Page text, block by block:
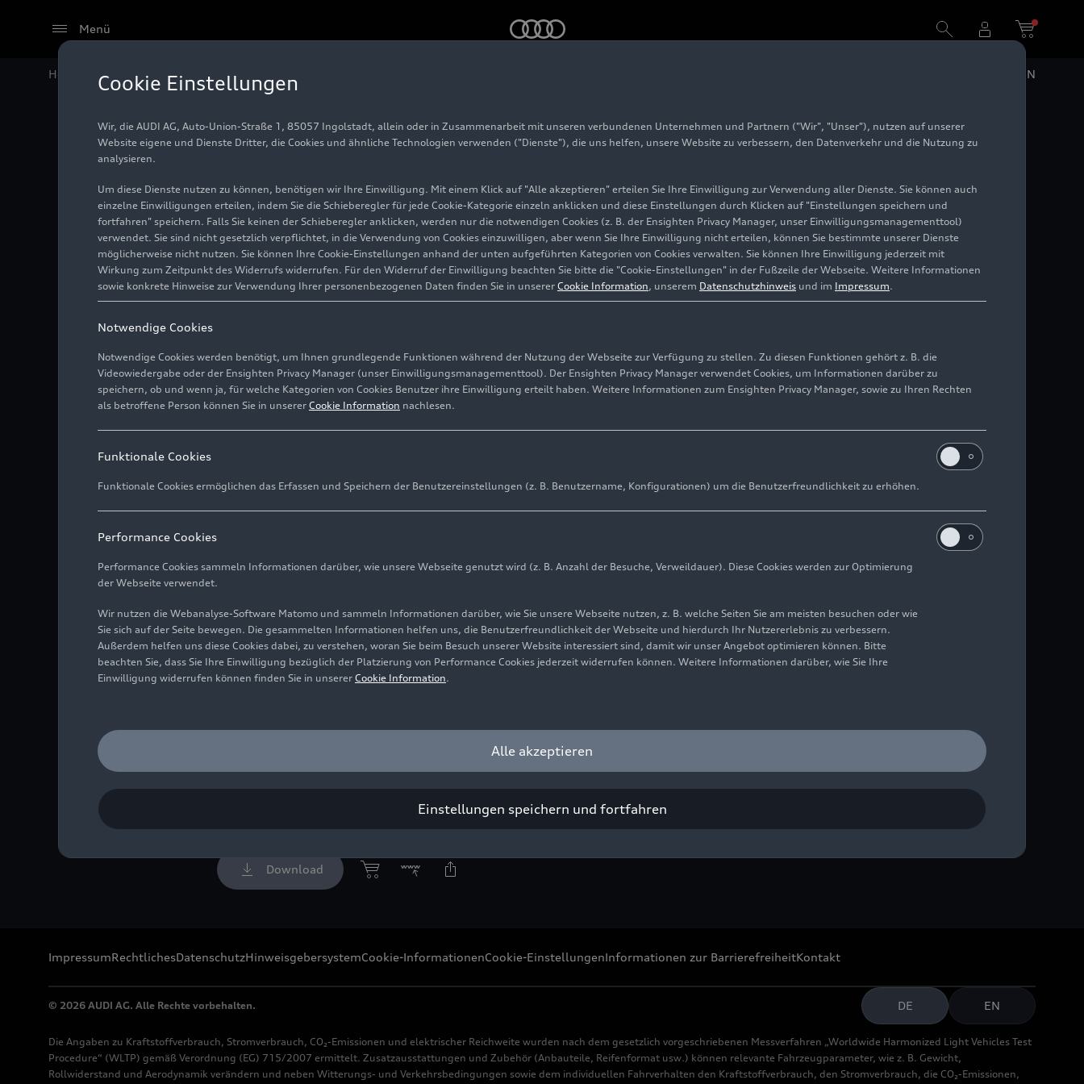
Menü
Home Audi Media Center Fotos EN
Audi RSe-tron GT
Foto 17.03.2021
Bild-Nr: A211440 · Copyright: AUDI AG
Rechte: Verwendung für Pressezwecke honorarfrei
Download
ImpressumRechtlichesDatenschutzHinweisgebersystemCookie-InformationenCookie-EinstellungenInformationen zur BarrierefreiheitKontakt
© 2026 AUDI AG. Alle Rechte vorbehalten. DE EN
Die Angaben zu Kraftstoffverbrauch, Stromverbrauch, CO₂-Emissionen und elektrischer Reichweite wurden nach dem gesetzlich vorgeschriebenen Messverfahren „Worldwide Harmonized Light Vehicles Test
Procedure“ (WLTP) gemäß Verordnung (EG) 715/2007 ermittelt. Zusatzausstattungen und Zubehör (Anbauteile, Reifenformat usw.) können relevante Fahrzeugparameter, wie z. B. Gewicht,
Rollwiderstand und Aerodynamik verändern und neben Witterungs- und Verkehrsbedingungen sowie dem individuellen Fahrverhalten den Kraftstoffverbrauch, den Stromverbrauch, die CO₂-Emissionen,
Cookie Einstellungen
Wir, die AUDI AG, Auto-Union-Straße 1, 85057 Ingolstadt, allein oder in Zusammenarbeit mit unseren verbundenen Unternehmen und Partnern ("Wir", "Unser"), nutzen auf unserer
Website eigene und Dienste Dritter, die Cookies und ähnliche Technologien verwenden ("Dienste"), die uns helfen, unsere Website zu verbessern, den Datenverkehr und die Nutzung zu
analysieren.
Um diese Dienste nutzen zu können, benötigen wir Ihre Einwilligung. Mit einem Klick auf "Alle akzeptieren" erteilen Sie Ihre Einwilligung zur Verwendung aller Dienste. Sie können auch
einzelne Einwilligungen erteilen, indem Sie die Schieberegler für jede Cookie-Kategorie einzeln anklicken und diese Einstellungen durch Klicken auf "Einstellungen speichern und
fortfahren" speichern. Falls Sie keinen der Schieberegler anklicken, werden nur die notwendigen Cookies (z. B. der Ensighten Privacy Manager, unser Einwilligungsmanagementtool)
verwendet. Sie sind nicht gesetzlich verpflichtet, in die Verwendung von Cookies einzuwilligen, aber wenn Sie Ihre Einwilligung nicht erteilen, können Sie bestimmte unserer Dienste
möglicherweise nicht nutzen. Sie können Ihre Cookie-Einstellungen anhand der unten aufgeführten Kategorien von Cookies verwalten. Sie können Ihre Einwilligung jederzeit mit
Wirkung zum Zeitpunkt des Widerrufs widerrufen. Für den Widerruf der Einwilligung beachten Sie bitte die "Cookie-Einstellungen" in der Fußzeile der Webseite. Weitere Informationen
sowie konkrete Hinweise zur Verwendung Ihrer personenbezogenen Daten finden Sie in unserer Cookie Information, unserem Datenschutzhinweis und im Impressum.
Notwendige Cookies
Notwendige Cookies werden benötigt, um Ihnen grundlegende Funktionen während der Nutzung der Webseite zur Verfügung zu stellen. Zu diesen Funktionen gehört z. B. die
Videowiedergabe oder der Ensighten Privacy Manager (unser Einwilligungsmanagementtool). Der Ensighten Privacy Manager verwendet Cookies, um Informationen darüber zu
speichern, ob und wenn ja, für welche Kategorien von Cookies Benutzer ihre Einwilligung erteilt haben. Weitere Informationen zum Ensighten Privacy Manager, sowie zu Ihren Rechten
als betroffene Person können Sie in unserer Cookie Information nachlesen.
Funktionale Cookies
Funktionale Cookies ermöglichen das Erfassen und Speichern der Benutzereinstellungen (z. B. Benutzername, Konfigurationen) um die Benutzerfreundlichkeit zu erhöhen.
Performance Cookies
Performance Cookies sammeln Informationen darüber, wie unsere Webseite genutzt wird (z. B. Anzahl der Besuche, Verweildauer). Diese Cookies werden zur Optimierung
der Webseite verwendet.
Wir nutzen die Webanalyse-Software Matomo und sammeln Informationen darüber, wie Sie unsere Webseite nutzen, z. B. welche Seiten Sie am meisten besuchen oder wie
Sie sich auf der Seite bewegen. Die gesammelten Informationen helfen uns, die Benutzerfreundlichkeit der Webseite und hierdurch Ihr Nutzererlebnis zu verbessern.
Außerdem helfen uns diese Cookies dabei, zu verstehen, woran Sie beim Besuch unserer Website interessiert sind, damit wir unser Angebot optimieren können. Bitte
beachten Sie, dass Sie Ihre Einwilligung bezüglich der Platzierung von Performance Cookies jederzeit widerrufen können. Weitere Informationen darüber, wie Sie Ihre
Einwilligung widerrufen können finden Sie in unserer Cookie Information.
Alle akzeptieren
Einstellungen speichern und fortfahren